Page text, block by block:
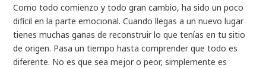
Como todo comienzo y todo gran cambio, ha sido un poco
difícil en la parte emocional. Cuando llegas a un nuevo lugar
tienes muchas ganas de reconstruir lo que tenías en tu sitio
de origen. Pasa un tiempo hasta comprender que todo es
diferente. No es que sea mejor o peor, simplemente es